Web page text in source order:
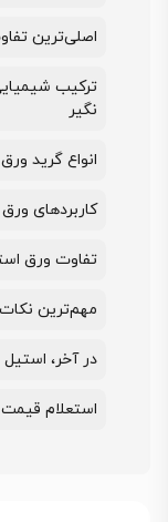
اصلی‌ترین
ترکیب
نگیر
انواع گرید
کاربردهای
تفاوت ورق
مهم‌ترین
در آخر،
استعلام